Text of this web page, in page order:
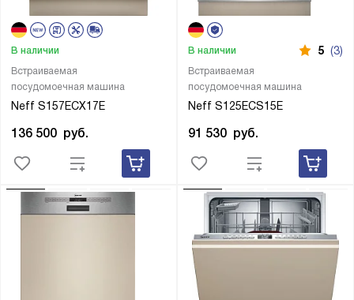
Встраиваемая
посудомоечная машина
Neff S157ECX17E
В наличии
136 500 руб.
Встраиваемая
посудомоечная машина
Neff S125ECS15E
В наличии 5 (3)
91 530 руб.